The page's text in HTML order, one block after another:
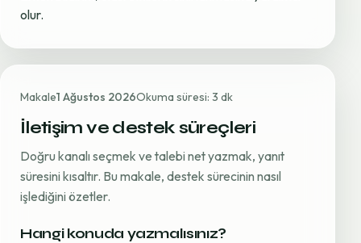
olur.
Makale1 Ağustos 2026Okuma süresi: 3 dk
İletişim ve destek süreçleri
Doğru kanalı seçmek ve talebi net yazmak, yanıt
süresini kısaltır. Bu makale, destek sürecinin nasıl
işlediğini özetler.
Hangi konuda yazmalısınız?